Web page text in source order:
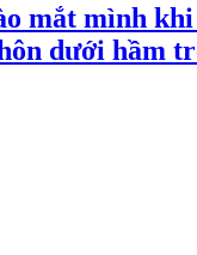
mắt mình
dưới hầm